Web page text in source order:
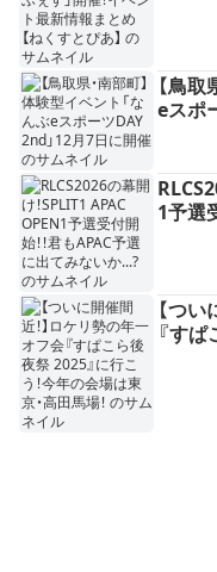
【鳥
eスポ
1予選
【つ
『す